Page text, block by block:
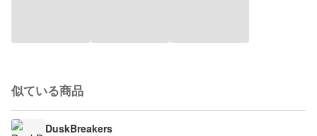
似ている商品
DuskBreakers